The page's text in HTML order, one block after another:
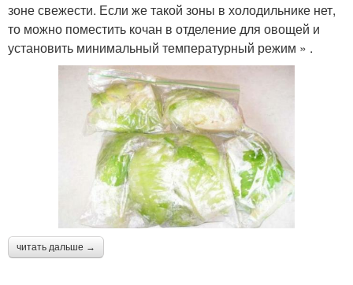
зоне свежести. Если же такой зоны в холодильнике нет,
то можно поместить кочан в отделение для овощей и
установить минимальный температурный режим » .
читать дальше →